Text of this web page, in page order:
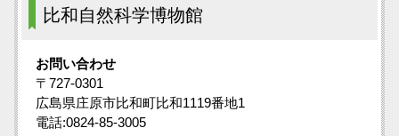
比和自然科学博物館
お問い合わせ
〒727-0301
広島県庄原市比和町比和1119番地1
電話:0824-85-3005